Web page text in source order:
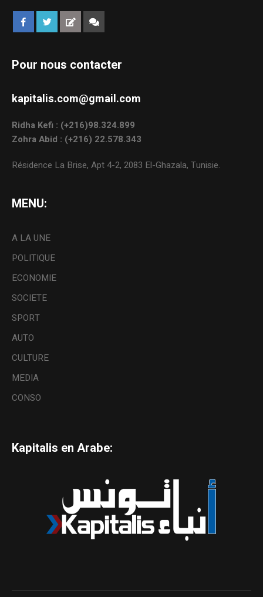
Pour nous contacter
kapitalis.com@gmail.com
Ridha Kefi : (+216)98.324.899
Zohra Abid : (+216) 22.578.343
Résidence La Brise, Apt 4-2, 2083 El-Ghazala, Tunisie.
MENU:
A LA UNE
POLITIQUE
ECONOMIE
SOCIETE
SPORT
AUTO
CULTURE
MEDIA
CONSO
Kapitalis en Arabe: